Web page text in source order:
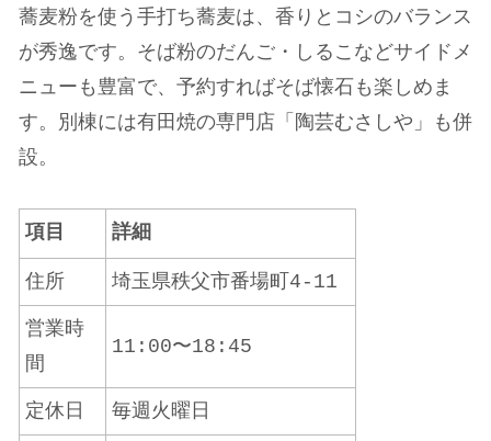
蕎麦粉を使う手打ち蕎麦は、香りとコシのバランス
が秀逸です。そば粉のだんご・しるこなどサイドメ
ニューも豊富で、予約すればそば懐石も楽しめま
す。別棟には有田焼の専門店「陶芸むさしや」も併
設。
項目 詳細
住所 埼玉県秩父市番場町4-11
営業時
間
11:00〜18:45
定休日 毎週火曜日